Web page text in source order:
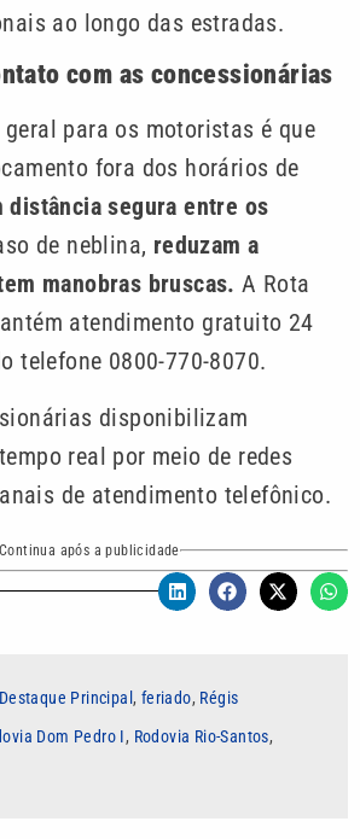
ao longo das estradas.
com as concessionárias
para os motoristas é que
fora dos horários de
distância segura entre os
de neblina, reduzam a
manobras bruscas.A Rota
atendimento gratuito 24
telefone 0800-770-8070.
disponibilizam
real por meio de redes
de atendimento telefônico.
Continua após a publicidade
Destaque Principal , feriado, Régis
Dom Pedro I, Rodovia Rio-Santos,